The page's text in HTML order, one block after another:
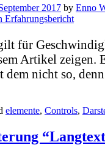
2017 by Enno
für
Artikel
dem nicht so,
elemente, Controls,